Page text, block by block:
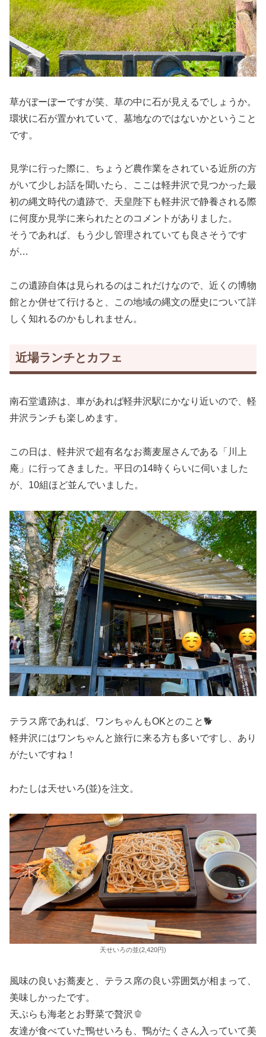
草がぼーぼーですが笑、草の中に石が見えるでしょうか。
環状に石が置かれていて、墓地なのではないかということ
です。
見学に行った際に、ちょうど農作業をされている近所の方
がいて少しお話を聞いたら、ここは軽井沢で見つかった最
初の縄文時代の遺跡で、天皇陛下も軽井沢で静養される際
に何度か見学に来られたとのコメントがありました。
そうであれば、もう少し管理されていても良さそうです
が…
この遺跡自体は見られるのはこれだけなので、近くの博物
館とか併せて行けると、この地域の縄文の歴史について詳
しく知れるのかもしれません。
近場ランチとカフェ
南石堂遺跡は、車があれば軽井沢駅にかなり近いので、軽
井沢ランチも楽しめます。
この日は、軽井沢で超有名なお蕎麦屋さんである「川上
庵」に行ってきました。平日の14時くらいに伺いました
が、10組ほど並んでいました。
テラス席であれば、ワンちゃんもOKとのこと🐕
軽井沢にはワンちゃんと旅行に来る方も多いですし、あり
がたいですね！
わたしは天せいろ(並)を注文。
天せいろの並(2,420円)
風味の良いお蕎麦と、テラス席の良い雰囲気が相まって、
美味しかったです。
天ぷらも海老とお野菜で贅沢🫑
友達が食べていた鴨せいろも、鴨がたくさん入っていて美